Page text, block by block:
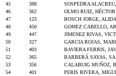
45
388 SOSPEDRA
46
362 OLMO RUIZ, HÉCTOR
47
123 BOSCH JORGE, ALIDA
48
450 GOMEZ CABELLO,
49
447 JIMENEZ RIVAS,
50
327 GARCIA ROJAS,
51
403 BAVIERA FERRIS,
52
365 BARBERÁ SAYAS,
53
356 CALABUIG MUÑOZ,
54
401 PERIS RIVERA,